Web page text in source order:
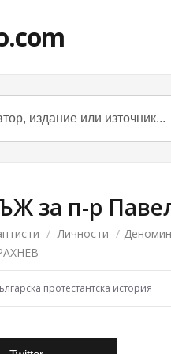
за п-р
/ Личности /
протестантска история